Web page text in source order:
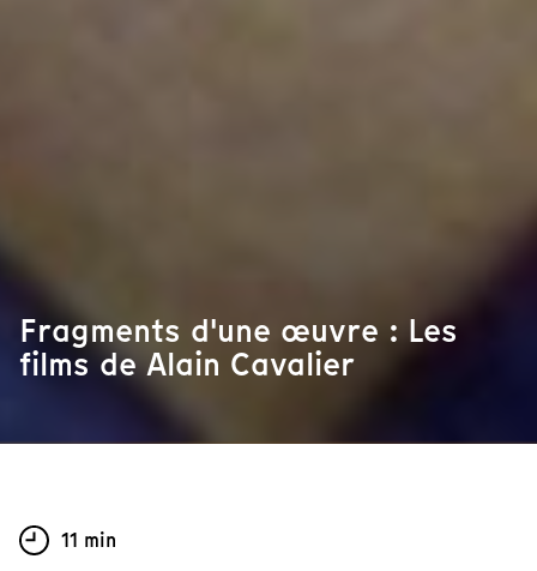
Fragments d'une œuvre : Les
films de Alain Cavalier
11 min